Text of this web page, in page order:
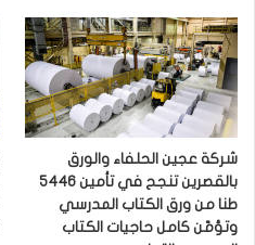
شركة عجين الحلفاء والورق
بالقصرين تنجح في تأمين 5446
طنا من ورق الكتاب المدرسي
وتؤمّن كامل حاجيات الكتاب